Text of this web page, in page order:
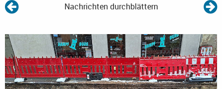
Nachrichten durchblättern